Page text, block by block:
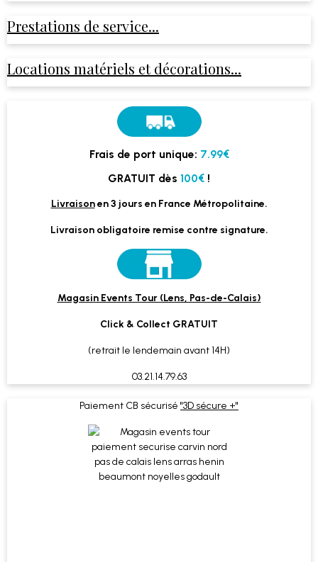
Prestations de service...
Locations matériels et décorations...
Frais de port unique: 7.99€
GRATUIT dès 100€ !
Livraisonen 3 jours en France Métropolitaine.
Livraison obligatoire remise contre signature.
Magasin Events Tour (Lens, Pas-de-Calais)
Click & Collect GRATUIT
(retrait le lendemain avant 14H)
03.21.14.79.63
Paiement CB sécurisé "3D sécure +"